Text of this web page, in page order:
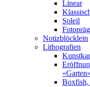
Linear
Soleil
Notizblöcklein
Lithografien
«Garten»
Boxfish,